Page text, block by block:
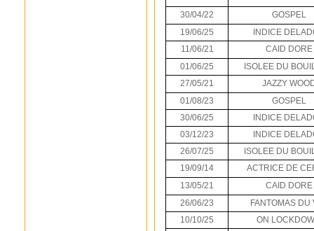
30/04/22
GOSPEL
19/06/25
INDICE
11/06/21
CAID DORE
01/06/25
ISOLEE DU
27/05/21
JAZZY
01/08/23
GOSPEL
30/06/25
INDICE
03/12/23
INDICE
26/07/25
ISOLEE DU
19/09/14
ACTRICE DE
13/05/21
CAID DORE
26/06/23
FANTOMAS DU
10/10/25
ON